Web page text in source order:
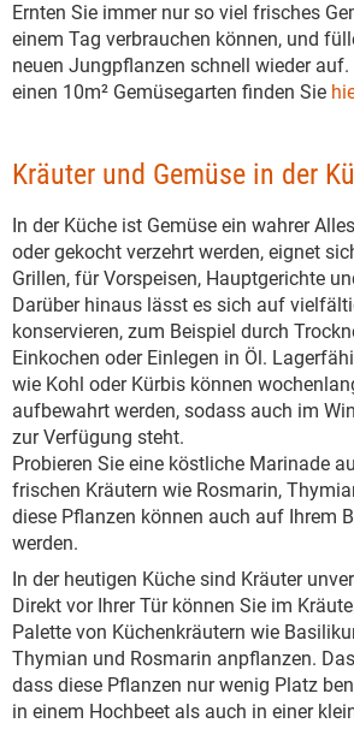
Ernten Sie immer nur so viel frisches
einem Tag verbrauchen können, und
neuen Jungpflanzen schnell wieder
einen 10m² Gemüsegarten finden Sie
Kräuter und Gemüse in der
In der Küche ist Gemüse ein wahrer
oder gekocht verzehrt werden, eignet
Grillen, für Vorspeisen, Hauptgerichte
Darüber hinaus lässt es sich auf
konservieren, zum Beispiel durch
Einkochen oder Einlegen in Öl.
wie Kohl oder Kürbis können
aufbewahrt werden, sodass auch im
zur Verfügung steht.
Probieren Sie eine köstliche Marinade
frischen Kräutern wie Rosmarin,
diese Pflanzen können auch auf Ihrem
werden.
In der heutigen Küche sind Kräuter
Direkt vor Ihrer Tür können Sie im
Palette von Küchenkräutern wie
Thymian und Rosmarin anpflanzen.
dass diese Pflanzen nur wenig Platz
in einem Hochbeet als auch in einer